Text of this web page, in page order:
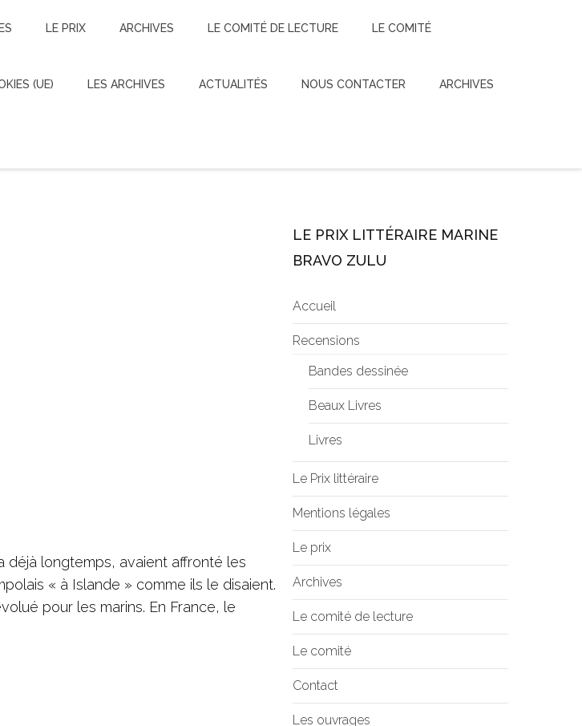
déjà longtemps, avaient affronté les
« à Islande » comme ils le disaient.
pour les marins. En France, le
LE PRIX LITTÉRAIRE MARINE
BRAVO ZULU
Accueil
Recensions
Bandes dessinée
Beaux Livres
Livres
Le Prix littéraire
Mentions légales
Le prix
Archives
Le comité de lecture
Le comité
Contact
Les ouvrages
LE PRIX ARCHIVES LE COMITÉ DE LECTURE LE COMITÉ
(UE) LES ARCHIVES ACTUALITÉS NOUS CONTACTER ARCHIVES